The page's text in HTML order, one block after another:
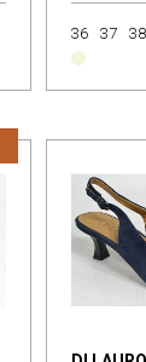
36 37 38